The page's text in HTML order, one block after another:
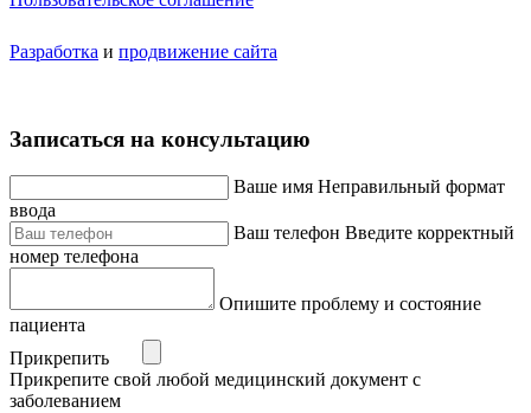
Разработка и продвижение сайта
Записаться на консультацию
Ваше имя Неправильный формат
ввода
Ваш телефон Введите корректный
номер телефона
Опишите проблему и состояние
пациента
Прикрепить
Прикрепите свой любой медицинский документ с
заболеванием